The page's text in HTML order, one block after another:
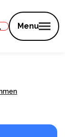
Menu